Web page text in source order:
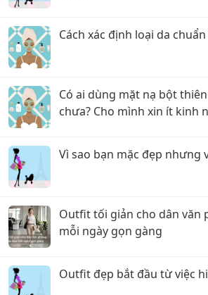
Cách xác định loại da
Có ai dùng mặt nạ bột
chưa? Cho mình xin ít kinh
Vì sao bạn mặc đẹp nhưng
Outfit tối giản cho dân văn
mỗi ngày gọn gàng
Outfit đẹp bắt đầu từ việc